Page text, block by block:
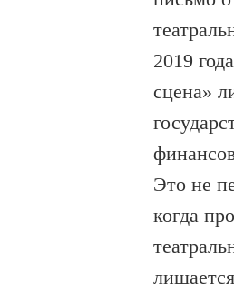
2019
сцена»
Это не
когда